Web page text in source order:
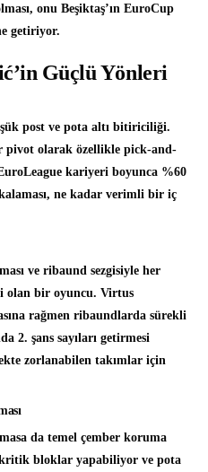
onu Beşiktaş’ın EuroCup
getiriyor.
Güçlü Yönleri
post ve pota altı bitiriciliği.
pivot olarak özellikle pick-and-
kariyeri boyunca %60
ne kadar verimli bir iç
ve ribaund sezgisiyle her
olan bir oyuncu. Virtus
rağmen ribaundlarda sürekli
2. şans sayıları getirmesi
zorlanabilen takımlar için
da temel çember koruma
kritik bloklar yapabiliyor ve pota